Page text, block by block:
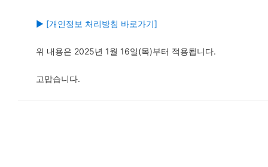
보안센터
카카오게임즈 PC방
▶ [개인정보 처리방침 바로가기]
위 내용은 2025년 1월 16일(목)부터 적용됩니다.
고맙습니다.